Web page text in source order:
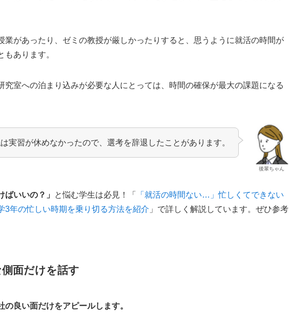
業があったり、ゼミの教授が厳しかったりすると、思うように就活の時間が
もあります。
究室への泊まり込みが必要な人にとっては、時間の確保が最大の課題になる
後輩ちゃん
実習が休めなかったので、選考を辞退したことがあります。
ばいいの？」 と悩む学生は必見！「
「就活の時間ない…」忙しくてできない
3年の忙しい時期を乗り切る方法を紹介 」で詳しく解説しています。ぜひ参考
面だけを話す
の良い面だけをアピールします。